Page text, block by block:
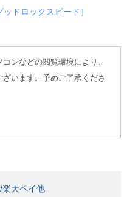
ドロックスピード］
ンなどの閲覧環境により、
います。予めご了承くださ
楽天ペイ他